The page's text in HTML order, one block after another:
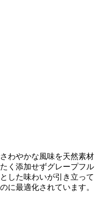
わやかな風味を天然素材
く添加せずグレープフル
した味わいが引き立って
に最適化されています。